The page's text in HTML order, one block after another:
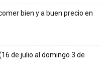
bien y a buen precio en
de julio al domingo 3 de